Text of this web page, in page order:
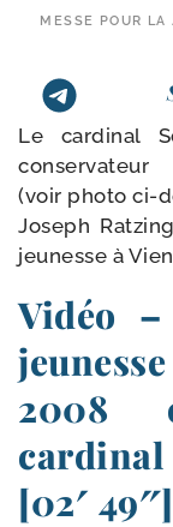
MESSE POUR LA
Le car­di­nal
conser­va­teur
(voir pho­to ci-​
Joseph
jeu­nesse à
Vidéo
2008
[02′ 49″]